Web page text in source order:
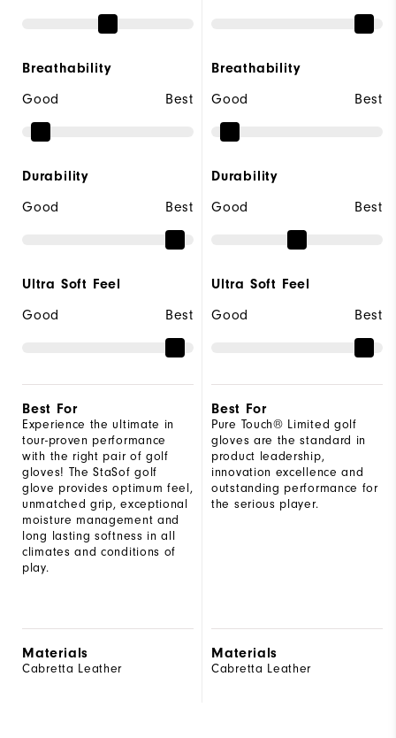
Breathability
Good
Best
Durability
Good
Best
Ultra Soft Feel
Good
Best
Best For
Experience the ultimate in
tour-proven performance
with the right pair of golf
gloves! The StaSof golf
glove provides optimum feel,
unmatched grip, exceptional
moisture management and
long lasting softness in all
climates and conditions of
play.
Materials
Cabretta Leather
Breathability
Good
Best
Durability
Good
Best
Ultra Soft Feel
Good
Best
Best For
Pure Touch® Limited golf
gloves are the standard in
product leadership,
innovation excellence and
outstanding performance for
the serious player.
Materials
Cabretta Leather